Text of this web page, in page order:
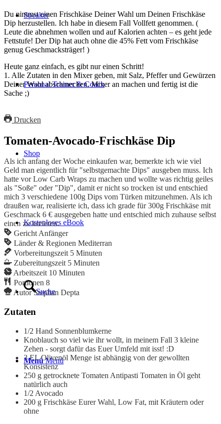
Speaker
Personal Trainer & Coach
Shop
Kostenloses eBook
Suche
Menü Menü
Du nimmst einen Frischkäse Deiner Wahl um Deinen Frischkäse
Dip herzustellen. Ich habe in diesem Fall Vollfett genommen. (
Leute die abnehmen wollen und auf Kalorien achten – es geht jede
Fettstufe! Der Dip hat auch ohne die 45% Fett vom Frischkäse
genug Geschmacksträger! )
Heute ganz einfach, es gibt nur einen Schritt!
1. Alle Zutaten in den Mixer geben, mit Salz, Pfeffer und Gewürzen
Deiner Wahl abschmecken. Mixer an machen und fertig ist die
Sache ;)
Drucken
Tomaten-Avocado-Frischkäse Dip
Als ich anfang der Woche einkaufen war, bemerkte ich wie viel
Geld man eigentlich für "selbstgemachte Dips" ausgeben muss. Ich
hatte vor Low Carb Wraps zu machen und wollte was richtig geiles
als "Soße" oder "Dip", damit er nicht so trocken ist und entschied
mich 3 verschiedene 100g Dips vom Türken mitzunehmen. Als ich
draußen war, realisierte ich, dass ich grade für 300g Frischkäse mit
Geschmack 6 € ausgegeben hatte und entschied mich zuhause selbst
einen zu kreieren.
GerichtAnfänger
Länder & Regionen Mediterran
Vorbereitungszeit 5 Minuten
Zubereitungszeit 5 Minuten
Arbeitszeit 10 Minuten
Portionen 8
Autor Stephan Depta
Zutaten
1/2 Hand Sonnenblumkerne
Knoblauch so viel wie ihr wollt, in meinem Fall 3 kleine
Zehen - sorgt dafür das Euer Umfeld mit isst! :D
3 EL Olivenöl Menge ist abhängig von der gewollten
Konsistenz
250 g getrocknete Tomaten Antipasti Tomaten in Öl geht
natürlich auch
1/2 Avocado
200 g Frischkäse Eurer Wahl, Low Fat, mit Kräutern oder
ohne